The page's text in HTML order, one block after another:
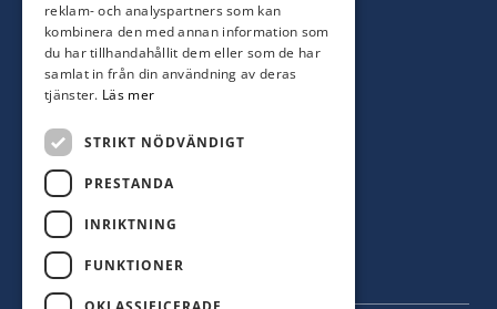
Färjestaden
0485-310 71
oland@hagblomsfarghandel.nu
Storgatan 34
386 30 Färjestaden
reklam- och analyspartners som kan
kombinera den med annan information som
du har tillhandahållit dem eller som de har
samlat in från din användning av deras
tjänster. Läs mer
STRIKT NÖDVÄNDIGT
PRESTANDA
INRIKTNING
FUNKTIONER